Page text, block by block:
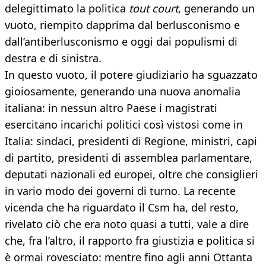
delegittimato la politica tout court, generando un
vuoto, riempito dapprima dal berlusconismo e
dall’antiberlusconismo e oggi dai populismi di
destra e di sinistra.
In questo vuoto, il potere giudiziario ha sguazzato
gioiosamente, generando una nuova anomalia
italiana: in nessun altro Paese i magistrati
esercitano incarichi politici così vistosi come in
Italia: sindaci, presidenti di Regione, ministri, capi
di partito, presidenti di assemblea parlamentare,
deputati nazionali ed europei, oltre che consiglieri
in vario modo dei governi di turno. La recente
vicenda che ha riguardato il Csm ha, del resto,
rivelato ciò che era noto quasi a tutti, vale a dire
che, fra l’altro, il rapporto fra giustizia e politica si
è ormai rovesciato: mentre fino agli anni Ottanta